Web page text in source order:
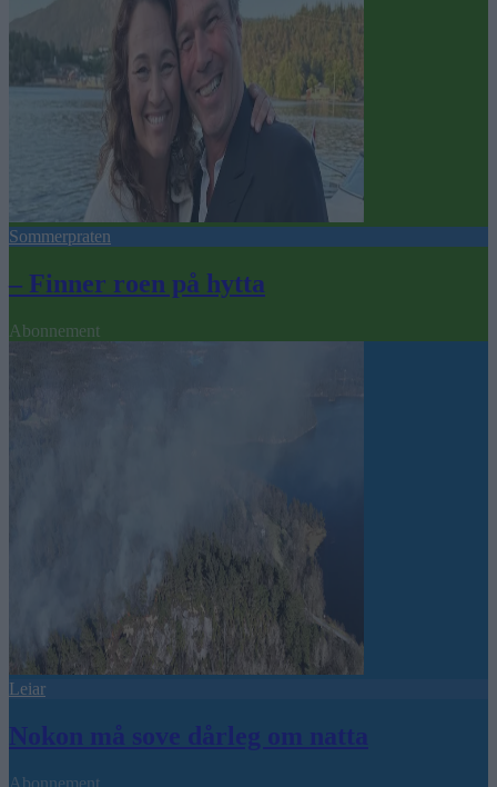
Sommerpraten
– Finner roen på hytta
Abonnement
Leiar
Nokon må sove dårleg om natta
Abonnement